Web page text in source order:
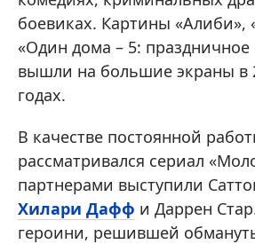
боевиках. Картины «Алиби»,
«Один дома – 5: праздничное
вышли на большие экраны в
годах.
В качестве постоянной
рассматривался сериал
партнерами выступили
Хилари Дафф и Даррен
героини, решившей